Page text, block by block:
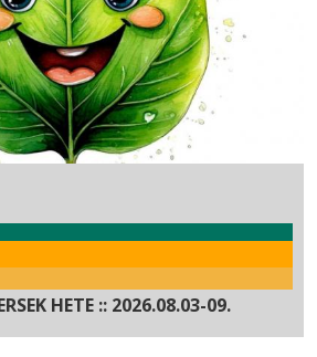
HETE :: 2026.08.03-09.